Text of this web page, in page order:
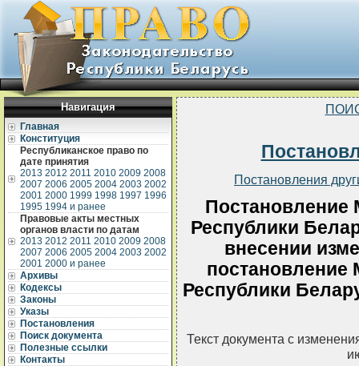
Навигация
Главная
Конституция
Республиканское право по
дате принятия
2013 2012 2011 2010 2009 2008
2007 2006 2005 2004 2003 2002
2001 2000 1999 1998 1997 1996
1995 1994 и ранее
Правовые акты местных
органов власти по датам
2013 2012 2011 2010 2009 2008
2007 2006 2005 2004 2003 2002
2001 2000 и ранее
Архивы
Кодексы
Законы
Указы
Постановления
Поиск документа
Полезные ссылки
Контакты
Постановления
Постановление
Республики
внесении
постановление
Республики
Текст документа с